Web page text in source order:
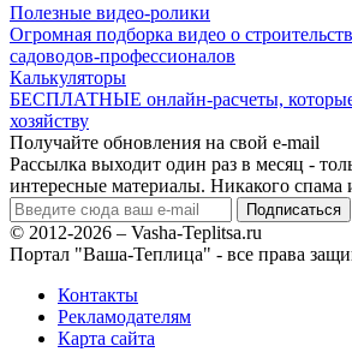
Полезные видео-ролики
Огромная подборка видео о
садоводов-профессионалов
Калькуляторы
БЕСПЛАТНЫЕ онлайн-расчеты,
хозяйству
Получайте обновления на свой e-mail
Рассылка выходит один раз в месяц -
интересные материалы. Никакого спама
© 2012-2026 – Vasha-Teplitsa.ru
Портал "Ваша-Теплица" - все права
Контакты
Рекламодателям
Карта сайта